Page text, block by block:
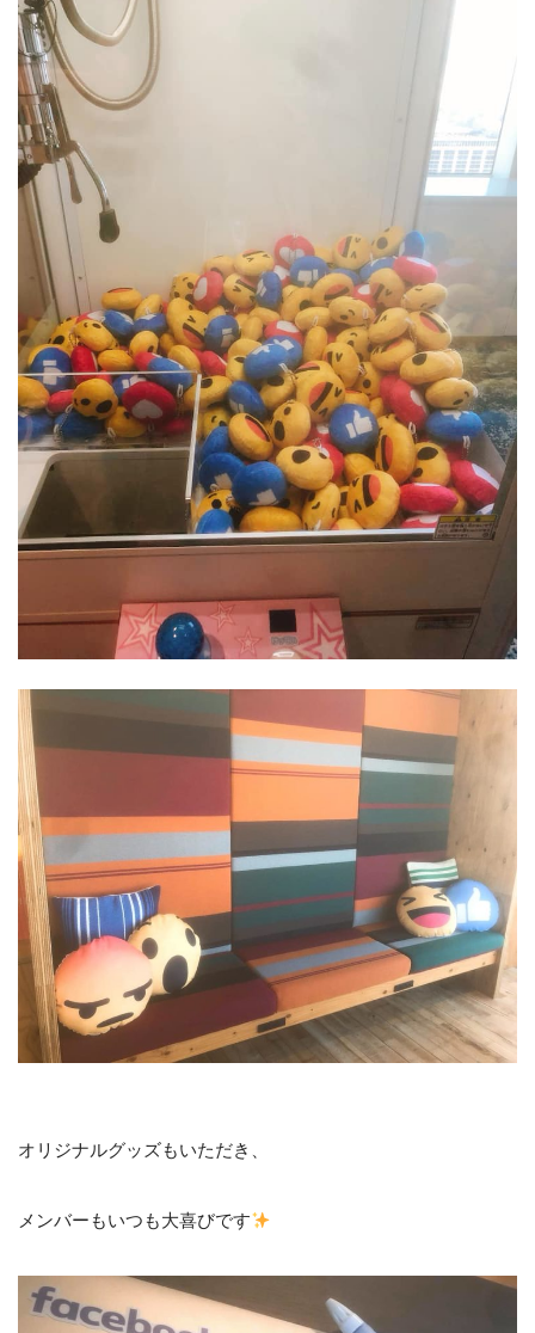
オリジナルグッズもいただき、
メンバーもいつも大喜びです